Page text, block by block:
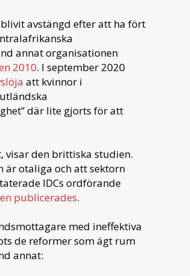
avstängd efter att ha fört
annat organisationen
2010. I september 2020
att kvinnor i
där lite gjorts för att
visar den brittiska studien.
är otaliga och att sektorn
IDCs ordförande
publicerades.
med ineffektiva
de reformer som ägt rum
annat: